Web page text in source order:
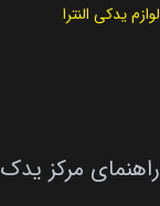
لوازم یدکی النترا
راهنمای مرکز یدک